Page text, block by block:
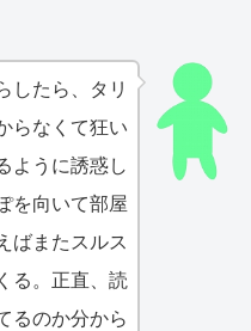
したら、タリ
らなくて狂い
ように誘惑し
を向いて部屋
ばまたスルス
る。正直、読
るのか分から